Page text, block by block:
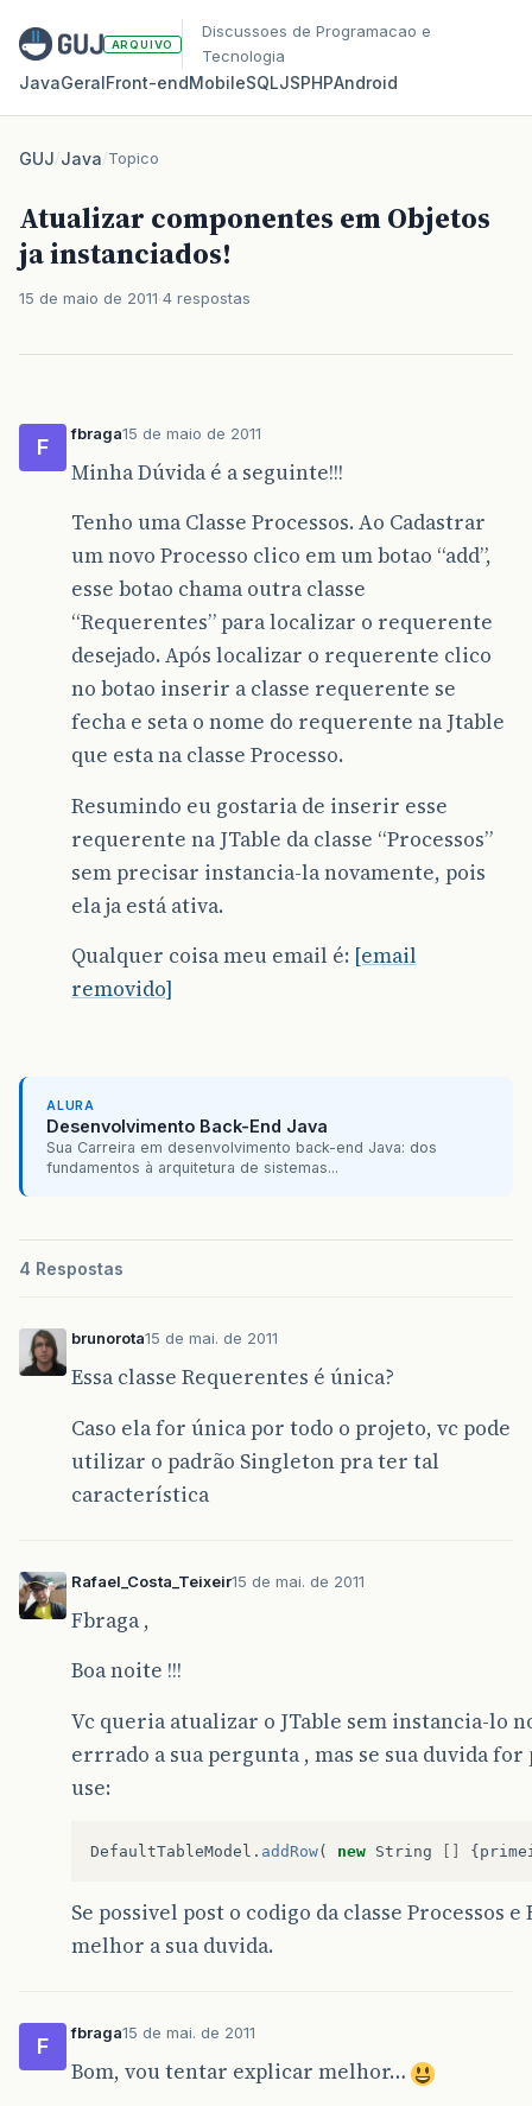
ARQUIVO
Discussoes de Programacao e
Tecnologia
JavaGeralFront‑endMobileSQLJSPHPAndroid
GUJ/Java/Topico
Atualizar componentes em Objetos
ja instanciados!
15 de maio de 2011 4 respostas
F
fbraga15 de maio de 2011
Minha Dúvida é a seguinte!!!
Tenho uma Classe Processos. Ao Cadastrar
um novo Processo clico em um botao “add”,
esse botao chama outra classe
“Requerentes” para localizar o requerente
desejado. Após localizar o requerente clico
no botao inserir a classe requerente se
fecha e seta o nome do requerente na Jtable
que esta na classe Processo.
Resumindo eu gostaria de inserir esse
requerente na JTable da classe “Processos”
sem precisar instancia-la novamente, pois
ela ja está ativa.
Qualquer coisa meu email é: [email
removido]
ALURA
Desenvolvimento Back-End Java
Sua Carreira em desenvolvimento back-end Java: dos
fundamentos à arquitetura de sistemas...
4 Respostas
brunorota15 de mai. de 2011
Essa classe Requerentes é única?
Caso ela for única por todo o projeto, vc pode
utilizar o padrão Singleton pra ter tal
característica
Rafael_Costa_Teixeir15 de mai. de 2011
Fbraga ,
Boa noite !!!
Vc queria atualizar o JTable sem instancia-lo
errrado a sua pergunta , mas se sua duvida
use:
DefaultTableModel . addRow( new String {
Se possivel post o codigo da classe Processos
melhor a sua duvida.
F
fbraga15 de mai. de 2011
Bom, vou tentar explicar melhor…